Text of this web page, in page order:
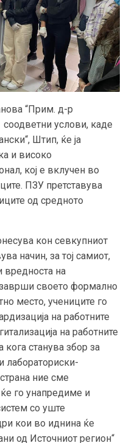
“Прим. д-р
соодветни услови, каде
Штип, ќе ја
и високо
, кој е вклучен во
. ПЗУ претставува
од средното
кон севкупниот
начин, за тој самиот,
вредноста на
своето формално
место, учениците го
на работните
на работните
кога станува збор за
лабораториски-
ние сме
го унапредиме и
со уште
кои во иднина ќе
од Источниот регион“